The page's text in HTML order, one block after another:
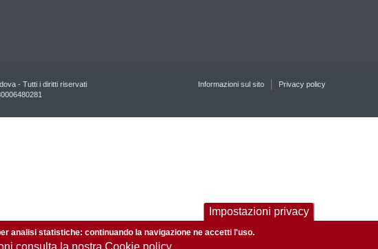
- Tutti i diritti riservati
Informazioni sul sito Privacy policy
Impostazioni privacy
analisi statistiche: continuando la navigazione ne accetti l'uso.
consulta la nostra Cookie policy.